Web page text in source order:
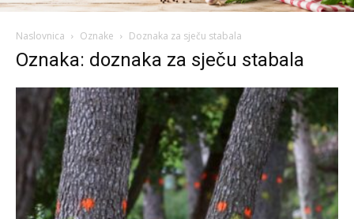
Naslovnica Oznake Doznaka za sječu stabala
Oznaka: doznaka za sječu stabala